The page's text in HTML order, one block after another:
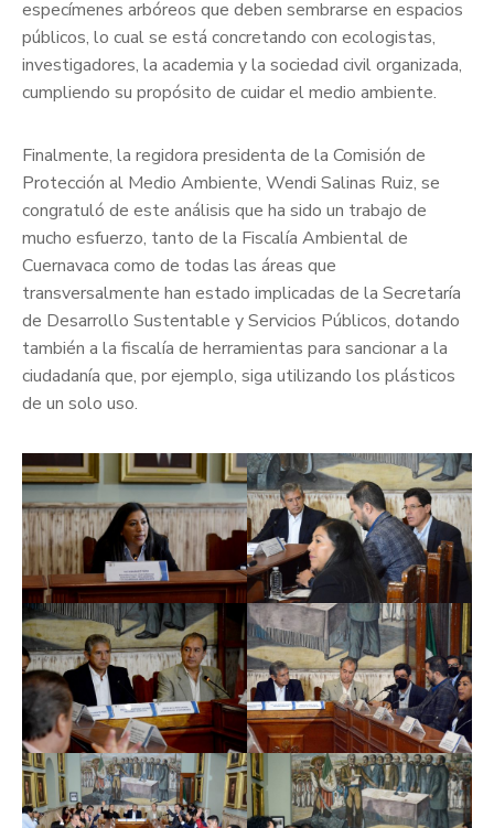
especímenes arbóreos que deben sembrarse en espacios
públicos, lo cual se está concretando con ecologistas,
investigadores, la academia y la sociedad civil organizada,
cumpliendo su propósito de cuidar el medio ambiente.
Finalmente, la regidora presidenta de la Comisión de
Protección al Medio Ambiente, Wendi Salinas Ruiz, se
congratuló de este análisis que ha sido un trabajo de
mucho esfuerzo, tanto de la Fiscalía Ambiental de
Cuernavaca como de todas las áreas que
transversalmente han estado implicadas de la Secretaría
de Desarrollo Sustentable y Servicios Públicos, dotando
también a la fiscalía de herramientas para sancionar a la
ciudadanía que, por ejemplo, siga utilizando los plásticos
de un solo uso.